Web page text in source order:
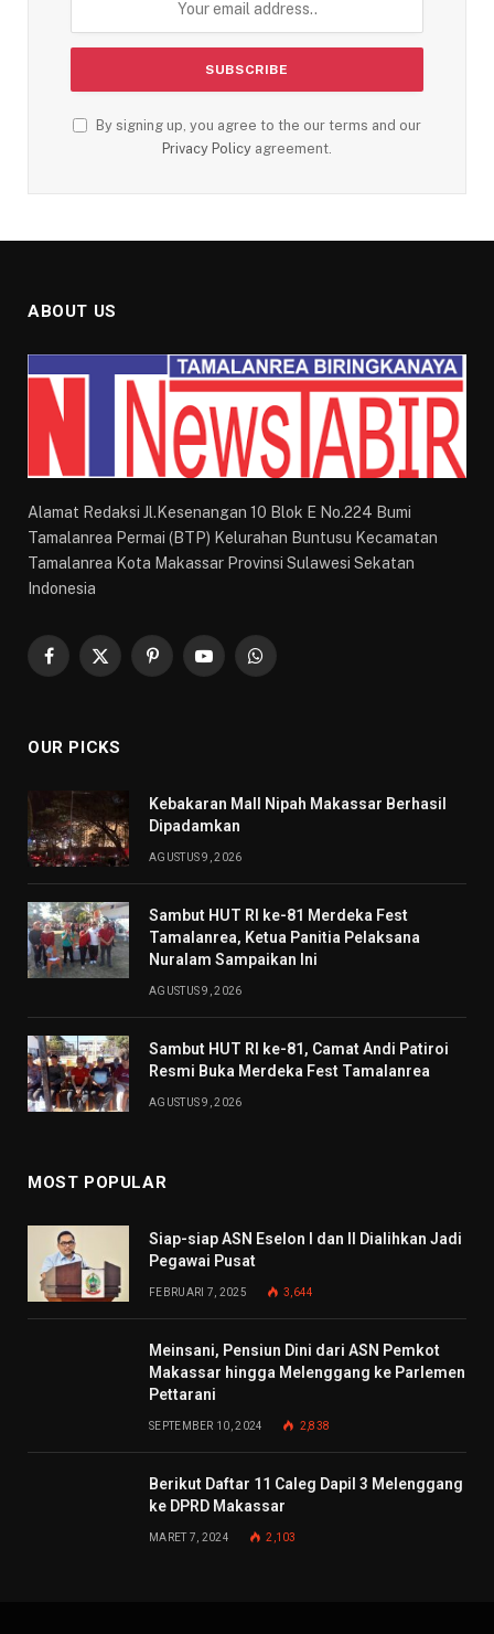
By signing up, you agree to the our terms and our
Privacy Policy agreement.
ABOUT US
Alamat Redaksi Jl.Kesenangan 10 Blok E No.224 Bumi
Tamalanrea Permai (BTP) Kelurahan Buntusu Kecamatan
Tamalanrea Kota Makassar Provinsi Sulawesi Sekatan
Indonesia
Facebook
X
PinterestYouTubeWhatsApp
OUR PICKS
Kebakaran Mall Nipah Makassar Berhasil
Dipadamkan
AGUSTUS 9, 2026
Sambut HUT RI ke-81 Merdeka Fest
Tamalanrea, Ketua Panitia Pelaksana
Nuralam Sampaikan Ini
AGUSTUS 9, 2026
Sambut HUT RI ke-81, Camat Andi Patiroi
Resmi Buka Merdeka Fest Tamalanrea
AGUSTUS 9, 2026
MOST POPULAR
Siap-siap ASN Eselon I dan II Dialihkan Jadi
Pegawai Pusat
FEBRUARI 7, 2025 3,644
Meinsani, Pensiun Dini dari ASN Pemkot
Makassar hingga Melenggang ke Parlemen
Pettarani
SEPTEMBER 10, 2024 2,838
Berikut Daftar 11 Caleg Dapil 3 Melenggang
ke DPRD Makassar
MARET 7, 2024 2,103